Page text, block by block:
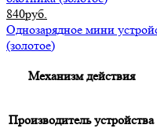
840руб.
Однозарядное мини
(золотое)
Механизм действия
Производитель устройства